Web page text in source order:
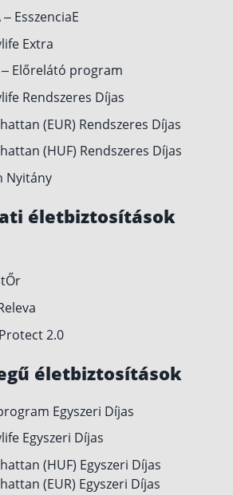
EsszenciaE
Extra
– Előrelátó program
Rendszeres Díjas
(EUR) Rendszeres Díjas
(HUF) Rendszeres Díjas
Nyitány
életbiztosítások
2.0
életbiztosítások
Egyszeri Díjas
Egyszeri Díjas
(HUF) Egyszeri Díjas
(EUR) Egyszeri Díjas